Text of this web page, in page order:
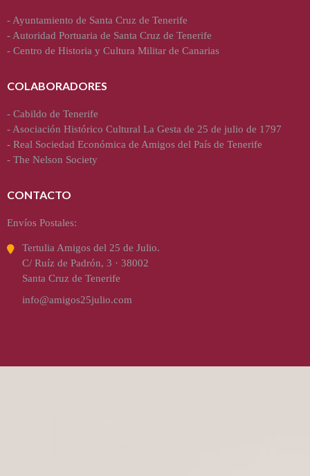
-Ayuntamiento de Santa Cruz de Tenerife
-Autoridad Portuaria de Santa Cruz de Tenerife
- Centro de Historia y Cultura Militar de Canarias
COLABORADORES
- Cabildo de Tenerife
-Asociación Histórico Cultural La Gesta de 25 de julio de 1797
- Real Sociedad Económica de Amigos del País de Tenerife
- The Nelson Society
CONTACTO
Envíos Postales:
Tertulia Amigos del 25 de Julio.
C/ Ruíz de Padrón, 3 · 38002
Santa Cruz de Tenerife
info@amigos25julio.com